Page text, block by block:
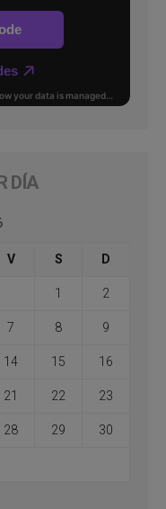
DÍA
V S D
1 2
7 8 9
14 15 16
21 22 23
28 29 30